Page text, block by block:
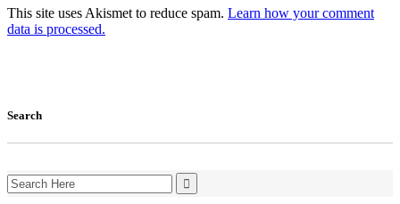
This site uses Akismet to reduce spam. Learn how your comment
data is processed.
Search
Search
for: